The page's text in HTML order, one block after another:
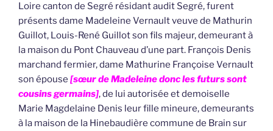
Loire canton de Segré résidant audit Segré, furent
présents dame Madeleine Vernault veuve de Mathurin
Guillot, Louis-René Guillot son fils majeur, demeurant à
la maison du Pont Chauveau d’une part. François Denis
marchand fermier, dame Mathurine Françoise Vernault
son épouse [sœur de Madeleine donc les futurs sont
cousins germains], de lui autorisée et demoiselle
Marie Magdelaine Denis leur fille mineure, demeurants
à la maison de la Hinebaudière commune de Brain sur